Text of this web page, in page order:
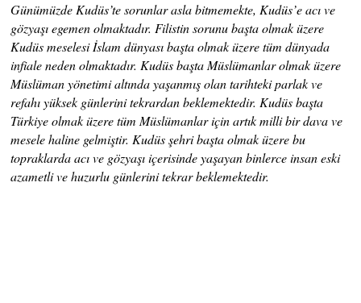
Günümüzde Kudüs’te sorunlar asla bitmemekte, Kudüs’e acı ve
gözyaşı egemen olmaktadır. Filistin sorunu başta olmak üzere
Kudüs meselesi İslam dünyası başta olmak üzere tüm dünyada
infiale neden olmaktadır. Kudüs başta Müslümanlar olmak üzere
Müslüman yönetimi altında yaşanmış olan tarihteki parlak ve
refahı yüksek günlerini tekrardan beklemektedir. Kudüs başta
Türkiye olmak üzere tüm Müslümanlar için artık milli bir dava ve
mesele haline gelmiştir. Kudüs şehri başta olmak üzere bu
topraklarda acı ve gözyaşı içerisinde yaşayan binlerce insan eski
azametli ve huzurlu günlerini tekrar beklemektedir.